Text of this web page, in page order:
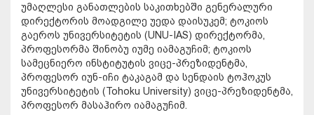
უმაღლესი განათლების საკითხებში გენერალური
დირექტორის მოადგილე უედა დაისუკემ; ტოკიოს
გაეროს უნივერსიტეტის (UNU-IAS) დირექტორმა,
პროფესორმა შინობუ იუმე იამაგუჩიმ; ტოკიოს
სამეცნიერო ინსტიტუტის ვიცე-პრეზიდენტმა,
პროფესორ იუნ-იჩი ტაკაგამ და სენდაის ტოჰოკუს
უნივერსიტეტის (Tohoku University) ვიცე-პრეზიდენტმა,
პროფესორ მასაჰირო იამაგუჩიმ.